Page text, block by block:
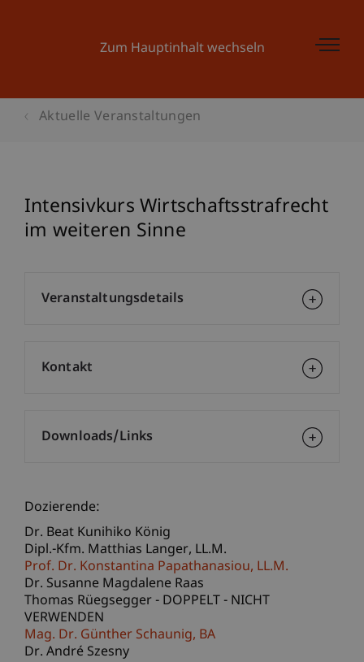
Zum Hauptinhalt wechseln
Aktuelle Veranstaltungen
Intensivkurs Wirtschaftsstrafrecht
im weiteren Sinne
Dozierende:
Dr. Beat Kunihiko König
Dipl.-Kfm. Matthias Langer LL.M.
Prof. Dr. Konstantina Papathanasiou LL.M.
Dr. Susanne Magdalene Raas
Thomas Rüegsegger - DOPPELT - NICHT
VERWENDEN
Mag. Dr. Günther Schaunig BA
Dr. André Szesny
Veranstaltungsdetails
Kontakt
Downloads/Links